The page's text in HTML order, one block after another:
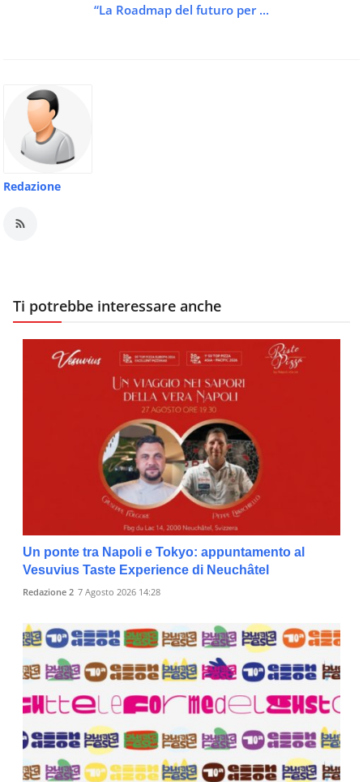
“La Roadmap del futuro per ...
Redazione
Ti potrebbe interessare anche
Un ponte tra Napoli e Tokyo: appuntamento al
Vesuvius Taste Experience di Neuchâtel
Redazione 2 7 Agosto 2026 14:28